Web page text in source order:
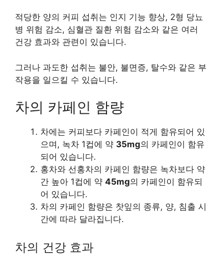
적당한 양의 커피 섭취는 인지 기능 향상, 2형 당뇨
병 위험 감소, 심혈관 질환 위험 감소와 같은 여러
건강 효과와 관련이 있습니다.
그러나 과도한 섭취는 불안, 불면증, 탈수와 같은 부
작용을 일으킬 수 있습니다.
차의 카페인 함량
차에는 커피보다 카페인이 적게 함유되어 있
으며, 녹차 1컵에 약 35mg의 카페인이 함유
되어 있습니다.
홍차와 선홍차의 카페인 함량은 녹차보다 약
간 높아 1컵에 약 45mg의 카페인이 함유되
어 있습니다.
차의 카페인 함량은 찻잎의 종류, 양, 침출 시
간에 따라 달라집니다.
차의 건강 효과